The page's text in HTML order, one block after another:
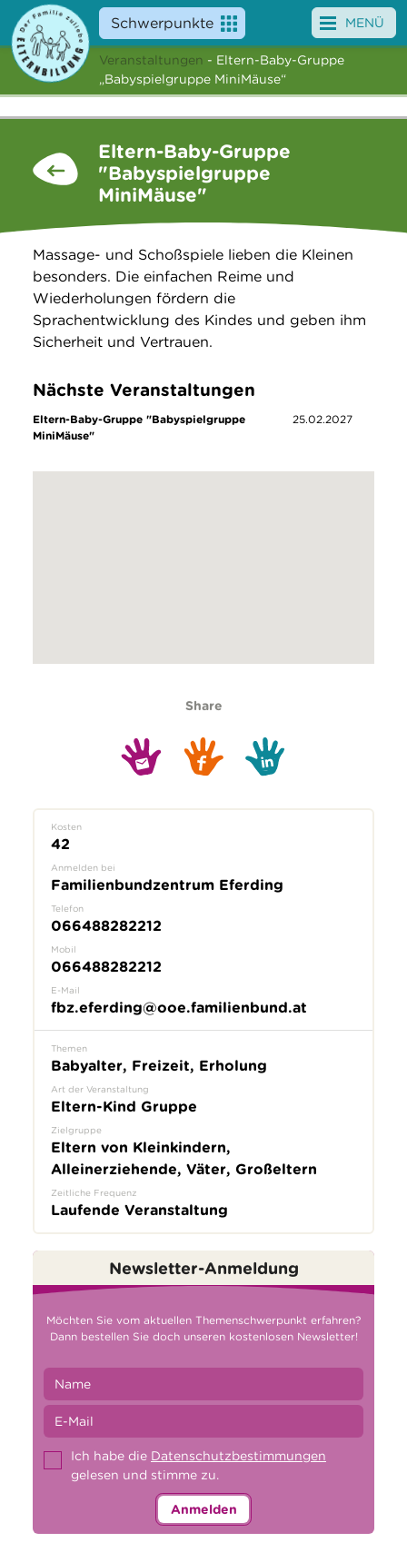
Schwerpunkte
Angebote
News
Suche
MENÜ
Veranstaltungen - Eltern-Baby-Gruppe
„Babyspielgruppe MiniMäuse“
Eltern-Baby-Gruppe
"Babyspielgruppe
MiniMäuse"
Massage- und Schoßspiele lieben die Kleinen
besonders. Die einfachen Reime und
Wiederholungen fördern die
Sprachentwicklung des Kindes und geben ihm
Sicherheit und Vertrauen.
Nächste Veranstaltungen
Eltern-Baby-Gruppe "Babyspielgruppe
MiniMäuse"
25.02.2027
Share
Kosten
42
Anmelden bei
Familienbundzentrum Eferding
Telefon
066488282212
Mobil
066488282212
E-Mail
fbz.eferding@ooe.familienbund.at
Themen
Babyalter, Freizeit, Erholung
Art der Veranstaltung
Eltern-Kind Gruppe
Zielgruppe
Eltern von Kleinkindern,
Alleinerziehende, Väter, Großeltern
Zeitliche Frequenz
Laufende Veranstaltung
Newsletter-Anmeldung
Möchten Sie vom aktuellen Themenschwerpunkt erfahren?
Dann bestellen Sie doch unseren kostenlosen Newsletter!
Ich habe die Datenschutzbestimmungen
gelesen und stimme zu.
Anmelden